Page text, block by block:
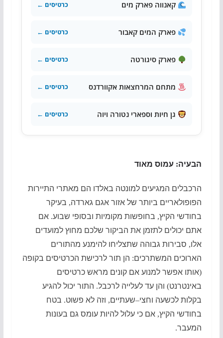
קאנווה פארק מים כרטיסים ←
פארק המים קאבור כרטיסים ←
פארק סיגורטה כרטיסים ←
מתחם המרחצאות אקוורדנס כרטיסים ←
גן חיות וספארי נטורה ויוה כרטיסים ←
הבעיה: עמוס מאוד
הרכבלים המגיעים למונטה באלדו הם מאתרי התיירות
הפופולאריים ביותר של אזור אגם גארדה, בעיקר
בחודשי הקיץ, בחופשות מקומיות ובסופי שבוע. אם
אתם יכולים לתזמן את הביקור שלכם מחוץ למועדים
אלו, סבירות גבוהה שתצליחו להימנע מהתורים
הארוכים המשתרכים: הן תור לרכישת הכרטיסים בקופה
(אותו אפשר למנוע אם קונים מראש כרטיסים
באינטרנט) והן עד לעלייה לרכבל. התור יכול להגיע
בקלות לכשעה וחצי–שעתיים, וזה לא פשוט. בטח
בחודשי הקיץ, אם כי עלול להיות עומס גם בעונות
המעבר.